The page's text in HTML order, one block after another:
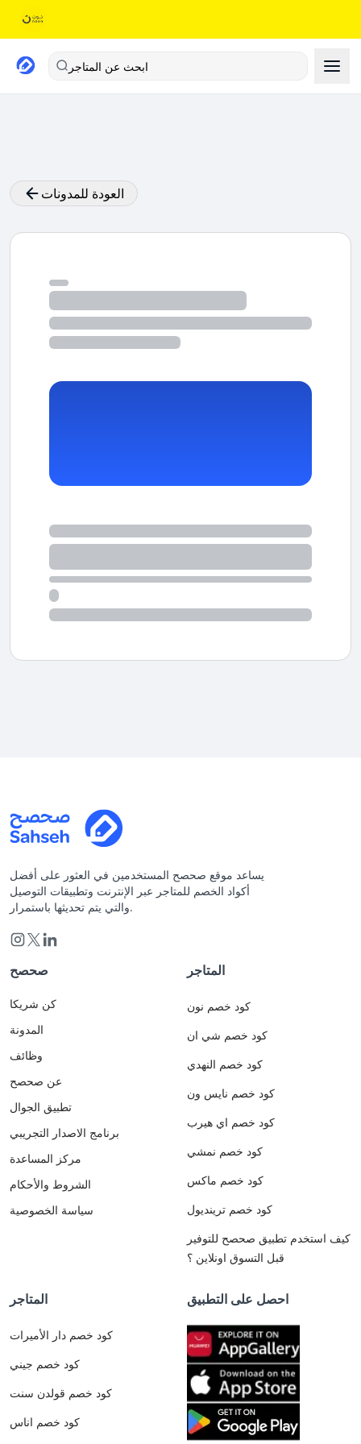
ابحث عن المتاجر
العودة للمدونات
يساعد موقع صحصح المستخدمين في العثور على أفضل
أكواد الخصم للمتاجر عبر الإنترنت وتطبيقات التوصيل
والتي يتم تحديثها باستمرار.
صحصح
كن شريكا
المدونة
وظائف
عن صحصح
تطبيق الجوال
برنامج الاصدار التجريبي
مركز المساعدة
الشروط والأحكام
سياسة الخصوصية
المتاجر
كود خصم نون
كود خصم شي ان
كود خصم النهدي
كود خصم نايس ون
كود خصم اي هيرب
كود خصم نمشي
كود خصم ماكس
كود خصم ترينديول
كيف استخدم تطبيق صحصح للتوفير
قبل التسوق اونلاين ؟
المتاجر
كود خصم دار الأميرات
كود خصم جيني
كود خصم قولدن سنت
كود خصم اناس
احصل على التطبيق